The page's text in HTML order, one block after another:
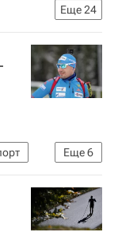
Еще24
Первый этап Кубка мира-2017/18 по биатлону. Эстерсунд, 26 ноября - 3 декабря
Еще6